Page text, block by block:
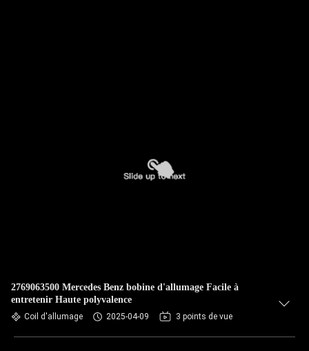
2769063500 Mercedes Benz bobine d'allumage Facile à
entretenir Haute polyvalence
Coil d'allumage 2025-04-09 3 points de vue